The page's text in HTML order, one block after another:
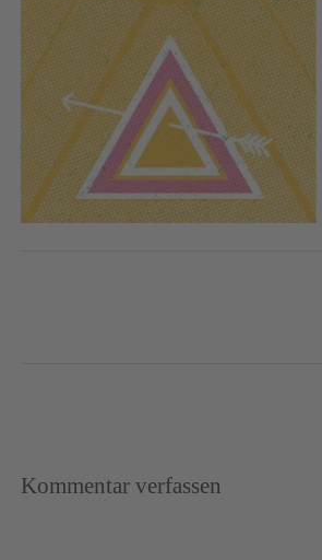
Kommentar verfassen